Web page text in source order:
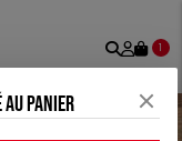
Mon
1
panier